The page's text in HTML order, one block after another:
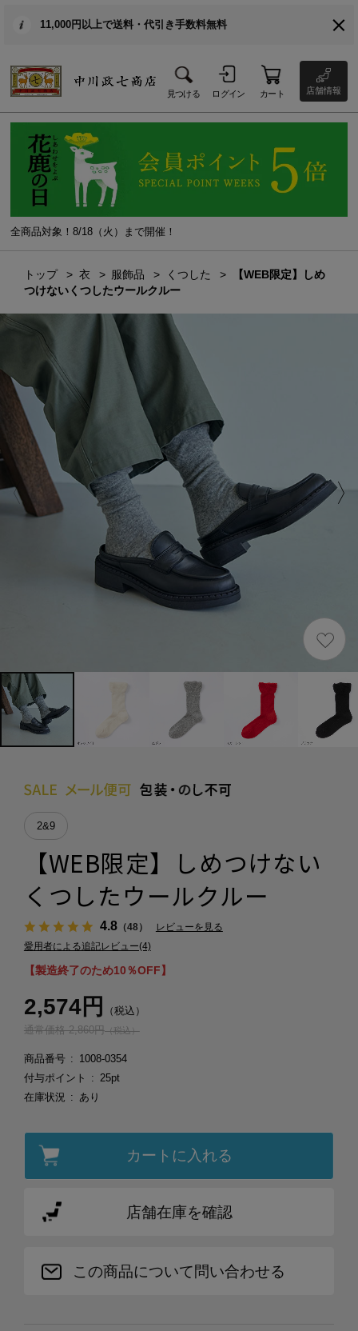
11,000円以上で送料・代引き手数料無料
見つける ログイン カート 店舗情報
全商品対象！8/18（火）まで開催！
トップ 衣 服飾品 くつした
【WEB限定】しめ
つけないくつしたウールクルー
2&9
【WEB限定】しめつけない
くつしたウールクルー
4.8（48）
レビューを見る
愛用者による追記レビュー(4)
【製造終了のため10％OFF】
2,574円
（税込）
通常価格 2,860円（税込）
商品番号
1008-0354
付与ポイント
25pt
在庫状況
あり
カートに入れる
店舗在庫を確認
この商品について問い合わせる